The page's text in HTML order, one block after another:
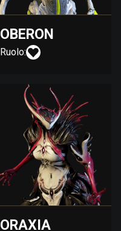
OBERON
Ruolo:
ORAXIA